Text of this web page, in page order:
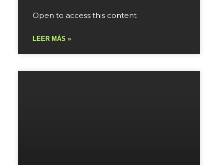
Open to access this content
LEER MÁS »